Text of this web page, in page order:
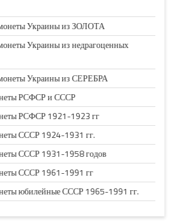
Украины из ЗОЛОТА
Украины из недрагоценных
Украины из СЕРЕБРА
РСФСР и СССР
РСФСР 1921-1923 гг
СССР 1924-1931 гг.
СССР 1931-1958 годов
СССР 1961-1991 гг
юбилейные СССР 1965-1991 гг.